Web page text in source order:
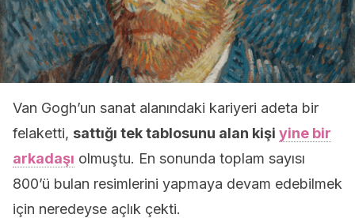
Van Gogh’un sanat alanındaki kariyeri adeta bir
felaketti, sattığı tek tablosunu alan kişi yine bir
arkadaşı olmuştu. En sonunda toplam sayısı
800’ü bulan resimlerini yapmaya devam edebilmek
için neredeyse açlık çekti.